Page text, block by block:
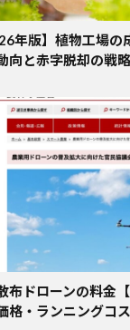
年版】植物工場
向と赤字脱却の戦略
布ドローンの料金
格・ランニングコ